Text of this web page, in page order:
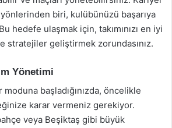
biri, kulübünüzü başarıya
hedefe ulaşmak için, takımınızı en iyi
stratejiler geliştirmek zorundasınız.
Yönetimi
başladığınızda, öncelikle
karar vermeniz gerekiyor.
veya Beşiktaş gibi büyük